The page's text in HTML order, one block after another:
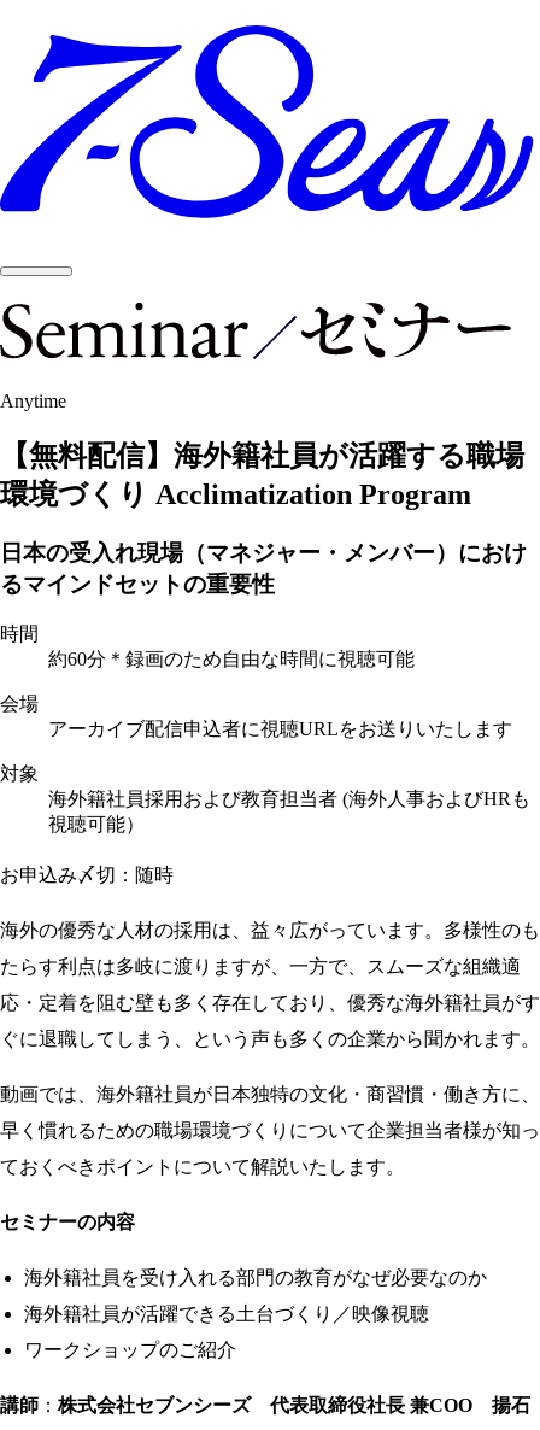
Anytime
【無料配信】海外籍社員が活躍する職場
環境づくり Acclimatization Program
日本の受入れ現場（マネジャー・メンバー）におけ
るマインドセットの重要性
時間
約60分＊録画のため自由な時間に視聴可能
会場
アーカイブ配信申込者に視聴URLをお送りいたします
対象
海外籍社員採用および教育担当者 (海外人事およびHRも
視聴可能）
お申込み〆切：随時
海外の優秀な人材の採用は、益々広がっています。多様性のも
たらす利点は多岐に渡りますが、一方で、スムーズな組織適
応・定着を阻む壁も多く存在しており、優秀な海外籍社員がす
ぐに退職してしまう、という声も多くの企業から聞かれます。
動画では、海外籍社員が日本独特の文化・商習慣・働き方に、
早く慣れるための職場環境づくりについて企業担当者様が知っ
ておくべきポイントについて解説いたします。
セミナーの内容
海外籍社員を受け入れる部門の教育がなぜ必要なのか
海外籍社員が活躍できる土台づくり／映像視聴
ワークショップのご紹介
講師 ： 株式会社セブンシーズ 代表取締役社長 兼COO 揚石